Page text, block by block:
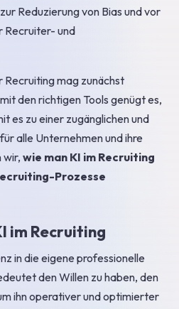
Reduzierung von Bias und vor
Recruiter- und
Recruiting mag zunächst
den richtigen Tools genügt es,
es zu einer zugänglichen und
alle Unternehmen und ihre
wir, wie man KI im Recruiting
Prozesse
im Recruiting
in die eigene professionelle
den Willen zu haben, den
ihn operativer und optimierter